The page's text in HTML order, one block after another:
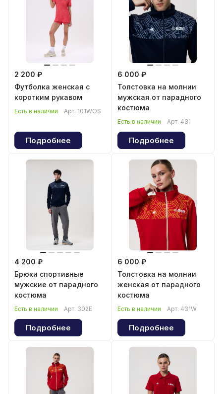
2 200 ₽
Футболка женская с
коротким рукавом
Есть в наличии Арт. 101WOS
Подробнее
6 000 ₽
Толстовка на молнии
мужская от парадного
костюма
Есть в наличии Арт. 431
Подробнее
4 200 ₽
Брюки спортивные
мужские от парадного
костюма
Есть в наличии Арт. 302E
Подробнее
6 000 ₽
Толстовка на молнии
женская от парадного
костюма
Есть в наличии Арт. 431W
Подробнее